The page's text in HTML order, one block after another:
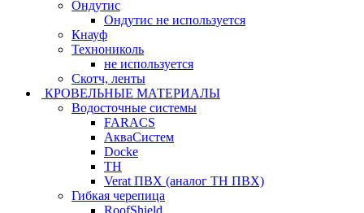
Ондутис
Ондутис не используется
Кнауф
Технониколь
не используется
Скотч, ленты
КРОВЕЛЬНЫЕ МАТЕРИАЛЫ
Водосточные системы
FARACS
АкваСистем
Docke
ТН
Verat ПВХ (аналог ТН ПВХ)
Гибкая черепица
RoofShield